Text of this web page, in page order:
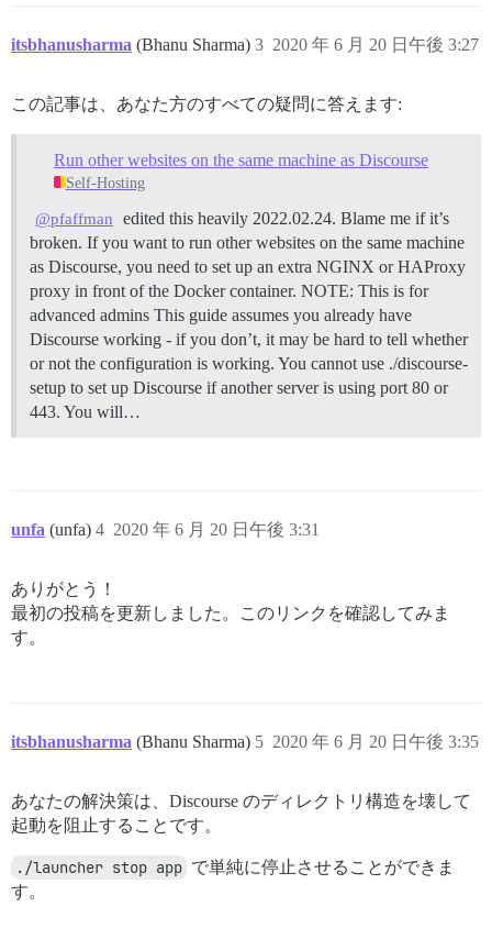
itsbhanusharma (Bhanu Sharma) 2020 年 6 月 20 日午後 3:27
3
この記事は、あなた方のすべての疑問に答えます:
Run other websites on the same machine as Discourse
Self-Hosting
@pfaffman
edited this heavily 2022.02.24. Blame me if it’s
broken. If you want to run other websites on the same machine
as Discourse, you need to set up an extra NGINX or HAProxy
proxy in front of the Docker container. NOTE: This is for
advanced admins This guide assumes you already have
Discourse working - if you don’t, it may be hard to tell whether
or not the configuration is working. You cannot use ./discourse-
setup to set up Discourse if another server is using port 80 or
443. You will…
unfa (unfa) 2020 年 6 月 20 日午後 3:31
4
ありがとう！
最初の投稿を更新しました。このリンクを確認してみま
す。
itsbhanusharma (Bhanu Sharma) 2020 年 6 月 20 日午後 3:35
5
あなたの解決策は、Discourse のディレクトリ構造を壊して
起動を阻止することです。
./launcher stop app で単純に停止させることができま
す。